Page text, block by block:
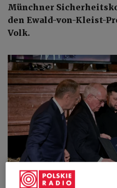
Münchner
den Ewald-von-Kleist-
Volk.